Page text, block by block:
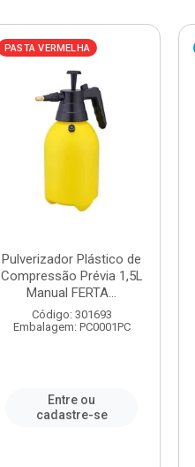
PASTA VERMELHA
Pulverizador Plástico de
Compressão Prévia 1,5L
Manual FERTA...
Código: 301693
Embalagem: PC0001PC
Entre ou
cadastre-se